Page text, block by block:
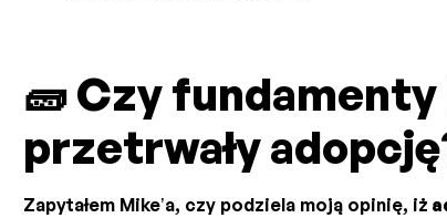
🧱 Czy
przetrwały
Zapytałem Mike’a, czy podziela moją opinię, iż